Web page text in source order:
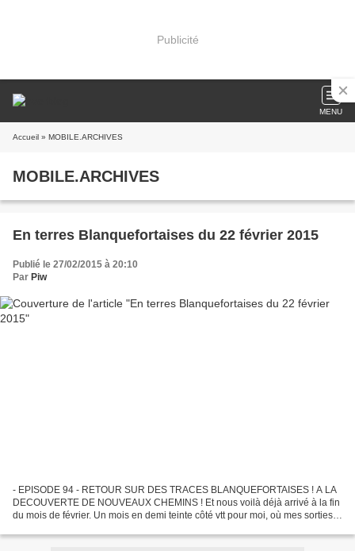
Publicité
MENU
Accueil » MOBILE.ARCHIVES
MOBILE.ARCHIVES
En terres Blanquefortaises du 22 février 2015
Publié le 27/02/2015 à 20:10
Par Piw
- EPISODE 94 - RETOUR SUR DES TRACES BLANQUEFORTAISES ! A LA
DECOUVERTE DE NOUVEAUX CHEMINS ! Et nous voilà déjà arrivé à la fin
du mois de février. Un mois en demi teinte côté vtt pour moi, où mes sorties